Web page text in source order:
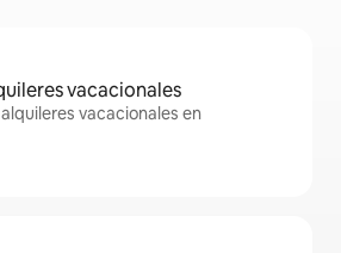
vacacionales
vacacionales en